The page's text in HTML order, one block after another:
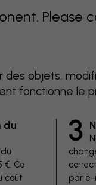
Please
objets,
fonctionne le
du
€. Ce
coût
3
par e-